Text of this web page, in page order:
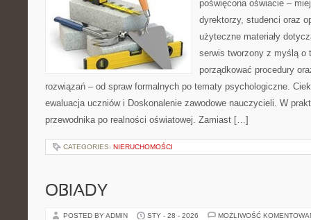
poświęcona oświacie –
dyrektorzy, studenci oraz
użyteczne materiały
serwis tworzony z myślą o
porządkować procedury
rozwiązań – od spraw formalnych po tematy psychologiczne.
ewaluacja uczniów i Doskonalenie zawodowe nauczycieli. W
przewodnika po realności oświatowej. Zamiast […]
CATEGORIES: NIERUCHOMOŚCI
OBIADY
POSTED BY ADMIN STY - 28 - 2026 MOŻLIWOŚĆ